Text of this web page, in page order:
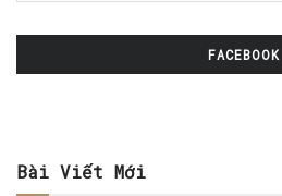
FACEBOOK
Bài Viết Mới